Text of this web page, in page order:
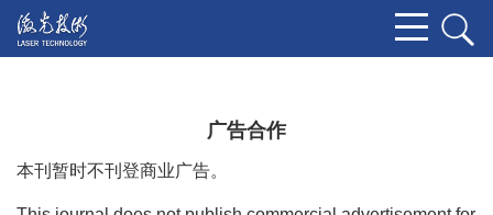
广告合作
本刊暂时不刊登商业广告。